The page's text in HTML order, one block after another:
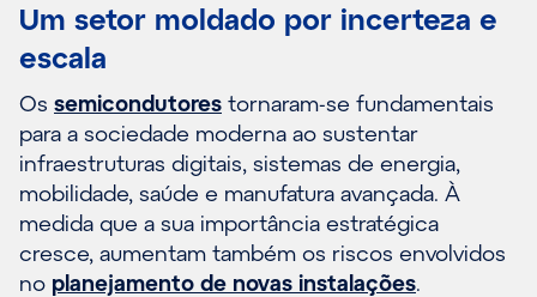
Um setor moldado por incerteza e
escala
Os semicondutores tornaram-se fundamentais
para a sociedade moderna ao sustentar
infraestruturas digitais, sistemas de energia,
mobilidade, saúde e manufatura avançada. À
medida que a sua importância estratégica
cresce, aumentam também os riscos envolvidos
no planejamento de novas instalações.